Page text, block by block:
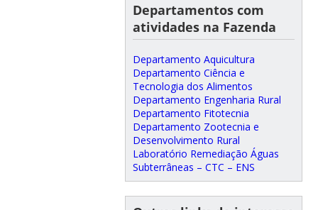
Departamentos com
atividades na Fazenda
Departamento Aquicultura
Departamento Ciência e
Tecnologia dos Alimentos
Departamento Engenharia Rural
Departamento Fitotecnia
Departamento Zootecnia e
Desenvolvimento Rural
Laboratório Remediação Águas
Subterrâneas – CTC – ENS